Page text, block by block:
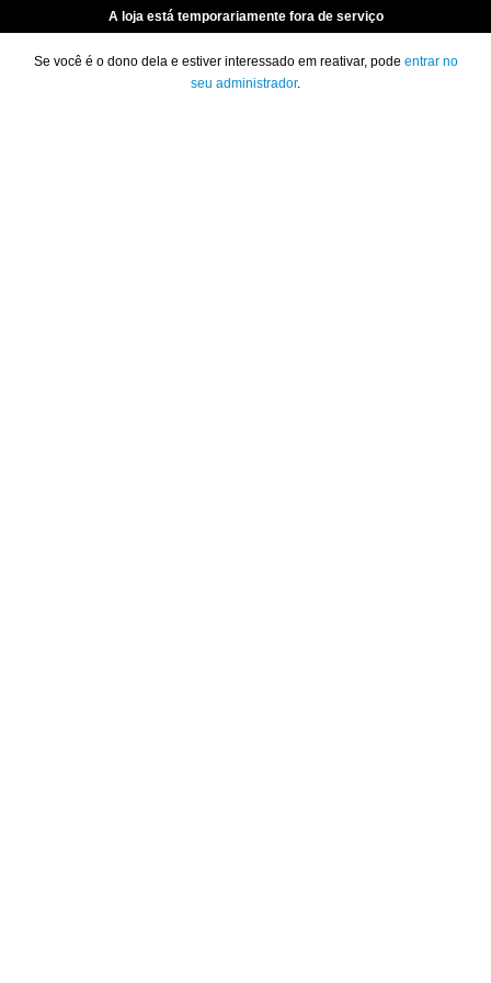
A loja está temporariamente fora de serviço
Se você é o dono dela e estiver interessado em reativar, pode entrar no
seu administrador.